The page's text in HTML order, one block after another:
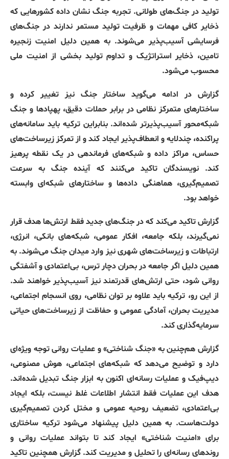
تولید در جنگ‌های طولانی.تجربه جنگ نشان داده کشورهایی که
ذخایر کافی مهمات و ظرفیت تولید مستمر ندارند در جنگ‌های
فرسایشی آسیب‌پذیر می‌شوند. به همین دلیل امنیت زنجیره
تامین، ذخایر استراتژیک و تداوم تولید بخشی از امنیت ملی
محسوب می‌شود.
گزارش در ادامه می‌گوید ساختار جنگ نیز تغییر کرده و
ساختارهای متمرکز نظامی در برابر حملات دقیق، پهپادها و جنگ
شبکه‌محور آسیب‌پذیرتر شده‌اند.بنابراین ترکیه باید سامانه‌های
پراکنده، چندلایه و انعطاف‌پذیر ایجاد کند و از تمرکز زیرساخت‌های
حساس، مراکز داده و شبکه‌های فرماندهی در یک نقطه پرهیز
کند.نویسندگان تاکید می‌کنند که آینده جنگ به سرعت
تصمیم‌گیری، هماهنگی داده‌ها و ساختارهای شبکه‌ای وابسته
خواهد بود.
گزارش تاکید می‌کند که در جنگ‌های جدید فقط ارتش‌ها هدف قرار
نمی‌گیرند، بلکه جامعه، افکار عمومی، شبکه‌های بانکی، انرژی،
ارتباطات و زیرساخت‌های شهری نیز وارد میدان جنگ می‌شوند. به
همین دلیل اگر جامعه در بحران دچار ترس، بی‌اعتمادی و آشفتگی
روانی شود، حتی ارتش‌های قدرتمند نیز آسیب‌پذیر خواهند شد.
از این رو، ترکیه باید علاوه بر توان نظامی، روی انسجام اجتماعی،
مدیریت بحران، آمادگی عمومی و حفاظت از زیرساخت‌های حیاتی
سرمایه‌گذاری کند.
گزارش هم‌چنین به «جنگ شناختی»و عملیات روانی توجه ویژه‌ای
دارد و توضیح می‌دهد که شبکه‌های اجتماعی، هوش مصنوعی،
دیپ‌فیک و عملیات رسانه‌ای اکنون به ابزار جنگ تبدیل شده‌اند.
هدف این عملیات فقط انتشار اطلاعات غلط نیست، بلکه ایجاد
بی‌اعتمادی، تضعیف روحیه عمومی و مختل کردن تصمیم‌گیری
دولت‌هاست. به همین دلیل پیشنهاد می‌شود ترکیه ساختاری
برای«امنیت شناختی» ایجاد کند تا بتواند عملیات روانی و
روندهای رسانه‌ای را تحلیل و مدیریت کند.گزارش همچنین تاکید